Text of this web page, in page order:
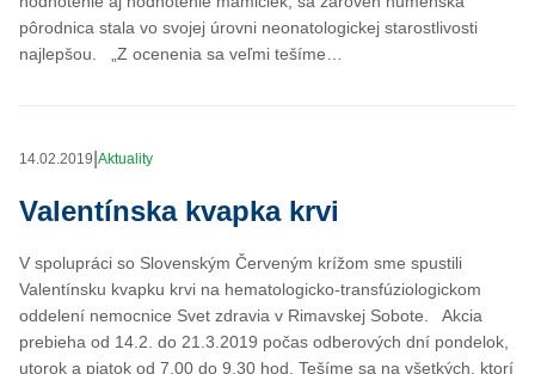
pôrodnica stala vo svojej úrovni neonatologickej starostlivosti
najlepšou. „Z ocenenia sa veľmi tešíme…
14.02.2019 Aktuality
Valentínska kvapka krvi
V spolupráci so Slovenským Červeným krížom sme spustili
Valentínsku kvapku krvi na hematologicko-transfúziologickom
oddelení nemocnice Svet zdravia v Rimavskej Sobote. Akcia
prebieha od 14.2. do 21.3.2019 počas odberových dní pondelok,
utorok a piatok od 7.00 do 9.30 hod. Tešíme sa na všetkých, ktorí